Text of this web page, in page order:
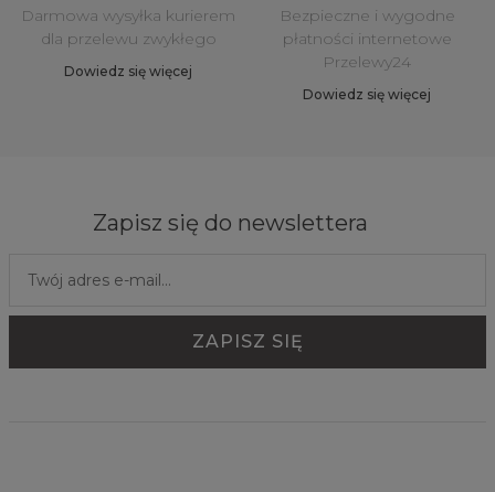
Darmowa wysyłka kurierem
dla przelewu zwykłego
Dowiedz się więcej
Bezpieczne i wygodne
płatności internetowe
Przelewy24
Dowiedz się więcej
Zapisz się do newslettera